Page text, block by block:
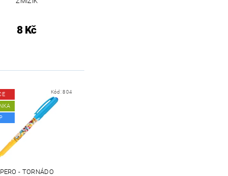
8 Kč
Kód:804
PERO - TORNÁDO